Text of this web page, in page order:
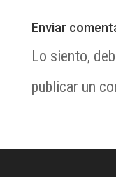
Enviar
Lo siento,
publicar un